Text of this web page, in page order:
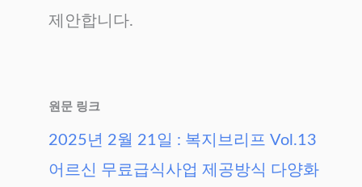
제안합니다.
원문 링크
2025년 2월 21일 : 복지브리프 Vol.13
어르신 무료급식사업 제공방식 다양화